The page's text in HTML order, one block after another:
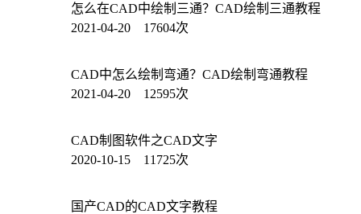
怎么在CAD中绘制三通？CAD绘制三通教程
2021-04-20 17604次
CAD中怎么绘制弯通？CAD绘制弯通教程
2021-04-20 12595次
CAD制图软件之CAD文字
2020-10-15 11725次
国产CAD的CAD文字教程